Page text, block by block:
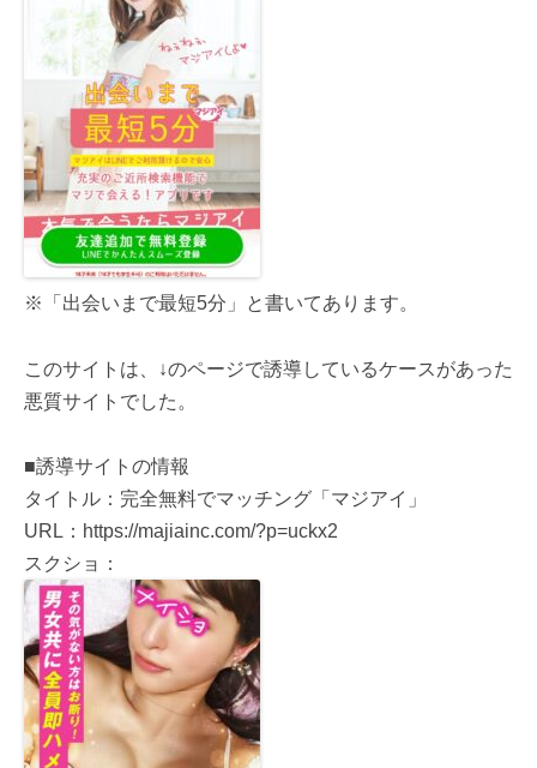
※「出会いまで最短5分」と書いてあります。
このサイトは、↓のページで誘導しているケースがあった
悪質サイトでした。
■誘導サイトの情報
タイトル：完全無料でマッチング「マジアイ」
URL：https://majiainc.com/?p=uckx2
スクショ：